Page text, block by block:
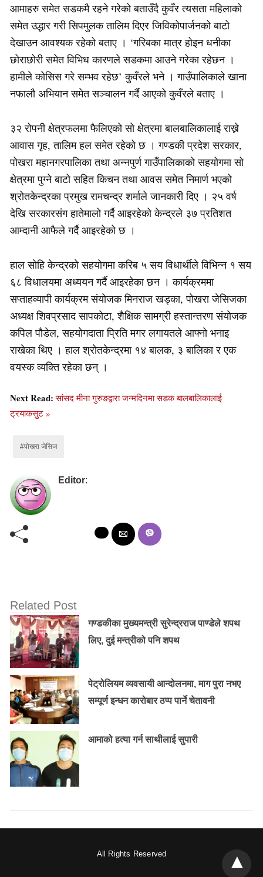
आमाहरु समेत सडकमै रहने गरेको बताउँदै कुवँर त्यसता महिलाको
समेत उद्धार गरी सिपमुलक तालिम दिएर जिविकोपार्जनको बाटो
देखाउन आवश्यक रहेको बताए । ‘गरिबका मात्र होइन धनीका
छोराछोरी समेत विभिध कारणले सडकमा आउने गरेका रहेछन ।
हामीले कोसिस गरे सम्भव रहेछ’ कुवँरले भने । गाउँपालिकाले खाना
नफालौ अभियान समेत सञ्चालन गर्दै आएको कुवँरले बताए ।
३२ रोपनी क्षेत्रफलमा फैलिएको सो क्षेत्रमा बालबालिकालाई राख्ने
आवास गृह, तालिम हल समेत रहेको छ । गण्डकी प्रदेश सरकार,
पोखरा महानगरपालिका तथा अन्नपुर्ण गाउँपालिकाको सहयोगमा सो
क्षेत्रमा पुग्ने बाटो सहित किचन तथा आवस समेत निमार्ण भएको
श्रोतकेन्द्रका प्रमुख रामचन्द्र शर्माले जानकारी दिए । २५ वर्ष
देखि सरकारसंग हातेमालो गर्दै आइरहेको केन्द्रले ३७ प्रतिशत
आम्दानी आफैले गर्दै आइरहेको छ ।
हाल सोहि केन्द्रको सहयोगमा करिब ५ सय विधार्थीले विभिन्न १ सय
६८ विधालयमा अध्ययन गर्दै आइरहेका छन । कार्यक्रममा
सप्ताहव्यापी कार्यक्रम संयोजक मिनराज खड्का, पोखरा जेसिजका
अध्यक्ष शिवप्रसाद सापकोटा, शैक्षिक सामग्री हस्तान्तरण संयोजक
कपिल पौडेल, सहयोगदाता प्रिति मगर लगायतले आफ्नो भनाइ
राखेका थिए । हाल श्रोतकेन्द्रमा १४ बालक, ३ बालिका र एक
वयस्क व्यक्ति रहेका छन् ।
Next Read:सांसद मीना गुरुङद्वारा जन्मदिनमा सडक बालबालिकालाई
ट्रयाकसुट »
#पोखरा जेसिज
Editor:
Related Post
गण्डकीका मुख्यमन्त्री सुरेन्द्रराज पाण्डेले शपथ
लिए, दुई मन्त्रीको पनि शपथ
पेट्रोलियम व्यवसायी आन्दोलनमा, माग पुरा नभए
सम्पूर्ण इन्धन कारोबार ठप्प पार्ने चेतावनी
आमाको हत्या गर्न साथीलाई सुपारी
All Rights Reserved